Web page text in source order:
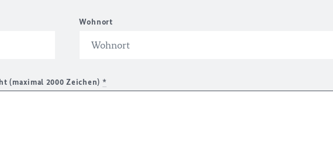
Wohnort
(maximal 2000 Zeichen) *